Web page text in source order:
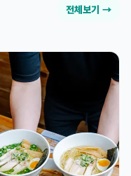
전체보기 →